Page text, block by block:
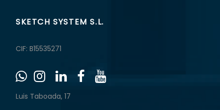
SKETCH SYSTEM S.L.
CIF: B15535271
Luis Taboada, 17